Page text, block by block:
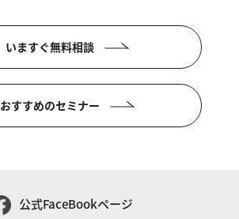
いますぐ無料相談
おすすめのセミナー
公式FaceBookページ